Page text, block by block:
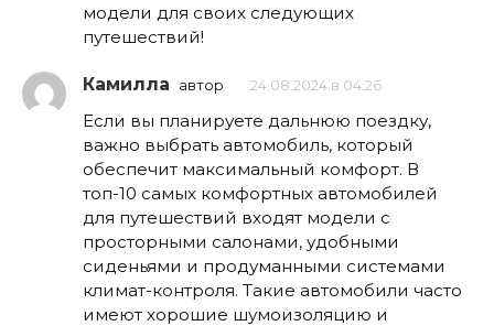
модели для своих следующих
путешествий!
Камилла автор 24.08.2024 в 04:26
Если вы планируете дальнюю поездку,
важно выбрать автомобиль, который
обеспечит максимальный комфорт. В
топ-10 самых комфортных автомобилей
для путешествий входят модели с
просторными салонами, удобными
сиденьями и продуманными системами
климат-контроля. Такие автомобили часто
имеют хорошие шумоизоляцию и